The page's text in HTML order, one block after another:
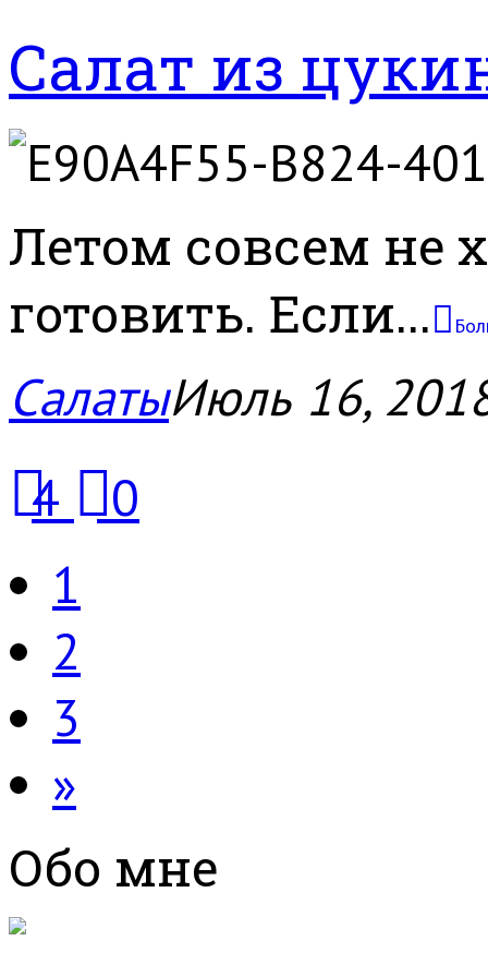
Салат из
Летом совсем не
готовить. Если...
СалатыИюль 16,
4
0
1
2
3
»
Обо мне